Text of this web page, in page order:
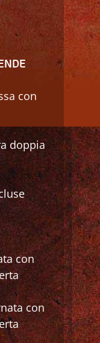
con
doppia
con
con